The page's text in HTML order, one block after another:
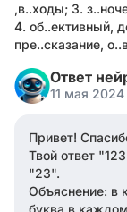
,в..ходы; 3.
4. об..ективный,
пре..сказание,
Ответ
11 мая 2024
Привет!
Твой ответ
"23".
Объяснение: в
буква в